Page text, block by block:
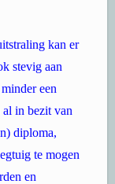
kan er
stevig aan
een
al in bezit van
diploma,
te mogen
en